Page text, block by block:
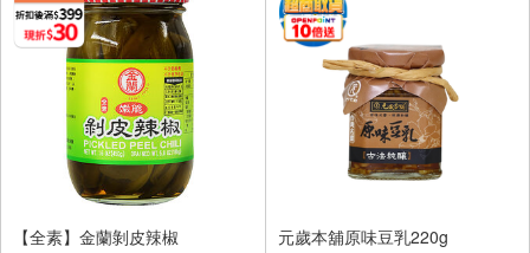
【全素】金蘭剝皮辣椒
元歲本舖原味豆乳220g